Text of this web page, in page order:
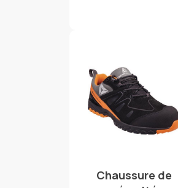
Chaussure de